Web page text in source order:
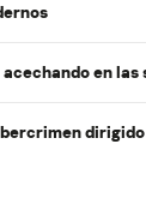
en las